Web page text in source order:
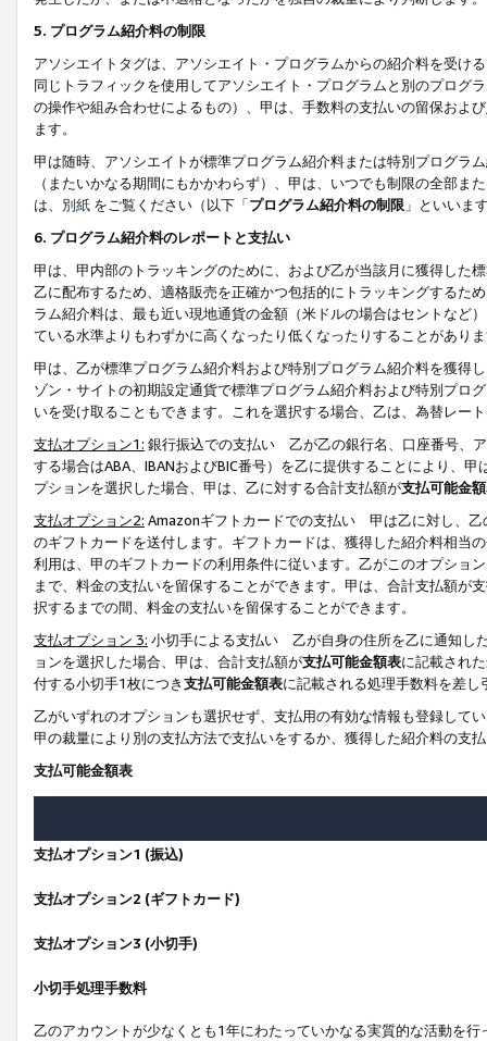
5. プログラム紹介料の制限
アソシエイトタグは、アソシエイト・プログラムからの紹介料を受け
同じトラフィックを使用してアソシエイト・プログラムと別のプログ
の操作や組み合わせによるもの）、甲は、手数料の支払いの留保およ
ます。
甲は随時、アソシエイトが標準プログラム紹介料または特別プログラ
（またいかなる期間にもかかわらず）、甲は、いつでも制限の全部
は、 別紙 をご覧ください（以下「プログラム紹介料の制限 」といいま
6. プログラム紹介料のレポートと支払い
甲は、甲内部のトラッキングのために、および乙が当該月に獲得した
乙に配布するため、適格販売を正確かつ包括的にトラッキングするた
ラム紹介料は、最も近い現地通貨の金額（米ドルの場合はセントなど
ている水準よりもわずかに高くなったり低くなったりすることがあり
甲は、乙が標準プログラム紹介料および特別プログラム紹介料を獲得
ゾン・サイトの初期設定通貨で標準プログラム紹介料および特別プロ
いを受け取ることもできます。これを選択する場合、乙は、為替レー
支払オプション1: 銀行振込での支払い 乙が乙の銀行名、口座番号、
する場合はABA、IBANおよびBIC番号）を乙に提供することにより、
プションを選択した場合、甲は、乙に対する合計支払額が支払可能金
支払オプション2: Amazonギフトカードでの支払い 甲は乙に対し、乙
のギフトカードを送付します。ギフトカードは、獲得した紹介料相当
利用は、甲のギフトカードの利用条件に従います。乙がこのオプショ
まで、料金の支払いを留保することができます。甲は、合計支払額が
択するまでの間、料金の支払いを留保することができます。
支払オプション 3: 小切手による支払い 乙が自身の住所を乙に通知し
ョンを選択した場合、甲は、合計支払額が支払可能金額表に記載され
付する小切手1枚につき支払可能金額表に記載される処理手数料を差し
乙がいずれのオプションも選択せず、支払用の有効な情報も登録して
甲の裁量により別の支払方法で支払いをするか、獲得した紹介料の支
支払可能金額表
支払オプション1 (振込)
支払オプション2 (ギフトカード)
支払オプション3 (小切手)
小切手処理手数料
乙のアカウントが少なくとも1年にわたっていかなる実質的な活動を